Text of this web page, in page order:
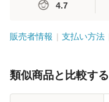
4.7
販売者情報 支払い方法
類似商品と比較する